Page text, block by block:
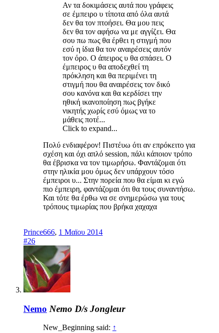
Αν τα δοκιμάσεις αυτά που γράφεις
σε έμπειρο υ τίποτα από όλα αυτά
δεν θα τον πτοήσει. Θα μου πεις
δεν θα τον αφήσω να με αγγίζει. Θα
σου πω πως θα έρθει η στιγμή που
εσύ η ίδια θα τον αναιρέσεις αυτόν
τον όρο. Ο άπειρος υ θα σπάσει. Ο
έμπειρος υ θα αποδεχθεί τη
πρόκληση και θα περιμένει τη
στιγμή που θα αναιρέσεις τον δικό
σου κανόνα και θα κερδίσει την
ηθική ικανοποίηση πως βγήκε
νικητής χωρίς εσύ όμως να το
μάθεις ποτέ...
Click to expand...
Πολύ ενδιαφέρον! Πιστέυω ότι αν επρόκειτο για
σχέση και όχι απλό session, πάλι κάποιον τρόπο
θα έβρισκα να τον τιμωρήσω. Φαντάζομαι ότι
στην ηλικία μου όμως δεν υπάρχουν τόσο
έμπειροι υ... Στην πορεία που θα είμαι κι εγώ
πιο έμπειρη, φαντάζομαι ότι θα τους συναντήσω.
Και τότε θα έρθω να σε σνημερώσω για τους
τρόπους τιμωρίας που βρήκα χαχαχα
Prince666, 1 Μαϊου 2014
#26
Nemo Nemo D/s Jongleur
New_Beginning said: ↑